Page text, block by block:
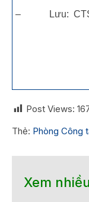
– Lưu:
Post Views:
Thẻ: Phòng Công
Xem